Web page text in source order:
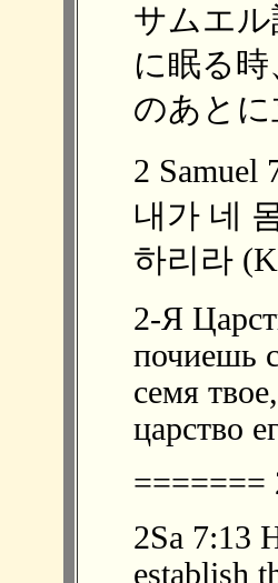
サムエ
に眠る
のあと
2
내가 네
하리라
2-Я
почиешь
семя
царство
=======
2Sa 7:13
establish